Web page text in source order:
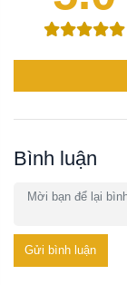
Bình luận
Gửi bình luận